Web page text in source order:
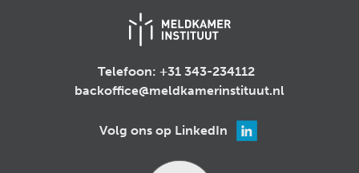
Telefoon: +31 343-234112
backoffice@meldkamerinstituut.nl
Volg ons op LinkedIn